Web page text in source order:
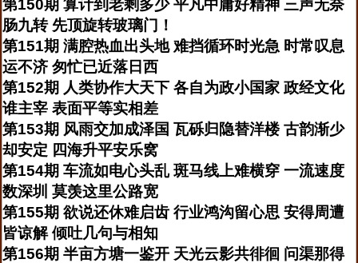
第150期 算计到老剩多少 平凡中庸好精神 三声无奈
肠九转 先顶旋转玻璃门！
第151期 满腔热血出头地 难挡循环时光急 时常叹息
运不济 匆忙已近落日西
第152期 人类协作大天下 各自为政小国家 政经文化
谁主宰 表面平等实相差
第153期 风雨交加成泽国 瓦砾归隐替洋楼 古韵渐少
却安定 四海升平安乐窝
第154期 车流如电心头乱 斑马线上难横穿 一流速度
数深圳 莫羡这里公路宽
第155期 欲说还休难启齿 行业鸿沟留心思 安得周遭
皆谅解 倾吐几句与相知
第156期 半亩方塘一鉴开 天光云影共徘徊 问渠那得